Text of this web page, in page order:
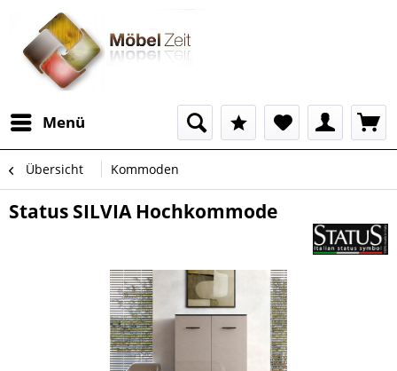
Menü
Übersicht Kommoden
Status SILVIA Hochkommode